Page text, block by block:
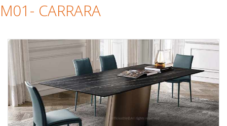
M01- CARRARA